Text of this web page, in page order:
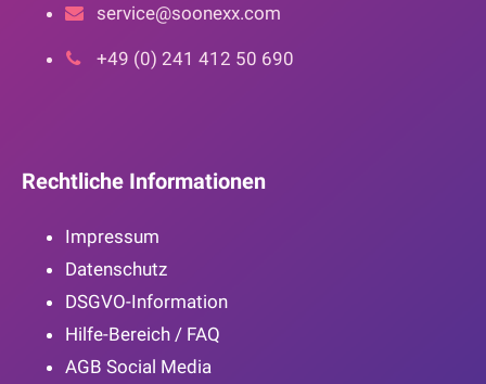
service@soonexx.com
+49 (0) 241 412 50 690
Rechtliche Informationen
Impressum
Datenschutz
DSGVO-Information
Hilfe-Bereich / FAQ
AGB Social Media